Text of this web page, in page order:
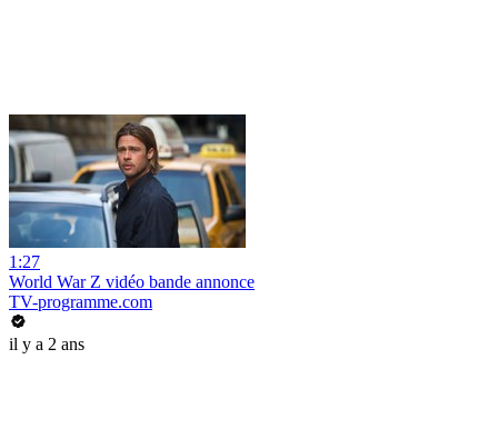
1:27
World War Z vidéo bande annonce
TV-programme.com
il y a 2 ans